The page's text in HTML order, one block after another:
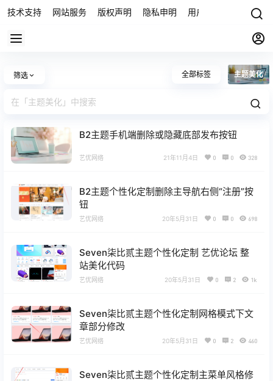
技术支持 网站服务 版权声明 隐私申明 用户协议 联系我们
筛选 全部标签 主题美化
B2主题手机端删除或隐藏底部发布按钮
艺优网络 21年11月4日 0 0 328
B2主题个性化定制删除主导航右侧“注册”按
钮
艺优网络 20年5月31日 0 0 698
Seven柒比贰主题个性化定制 艺优论坛 整
站美化代码
艺优网络 20年5月31日 0 2 1k
Seven柒比贰主题个性化定制网格模式下文
章部分修改
艺优网络 20年5月31日 0 2 460
Seven柒比贰主题个性化定制主菜单风格修